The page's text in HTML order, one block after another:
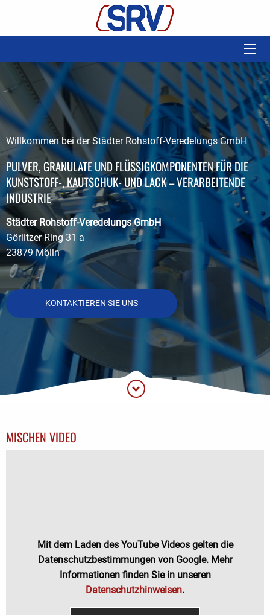
Willkommen bei der Städter Rohstoff-Veredelungs GmbH
PULVER, GRANULATE UND FLÜSSIGKOMPONENTEN FÜR DIE
KUNSTSTOFF-, KAUTSCHUK- UND LACK – VERARBEITENDE
INDUSTRIE
Städter Rohstoff-Veredelungs GmbH
Görlitzer Ring 31 a
23879 Mölln
KONTAKTIEREN SIE UNS
MISCHEN VIDEO
Mit dem Laden des YouTube Videos gelten die
Datenschutzbestimmungen von Google. Mehr
Informationen finden Sie in unseren
Datenschutzhinweisen.